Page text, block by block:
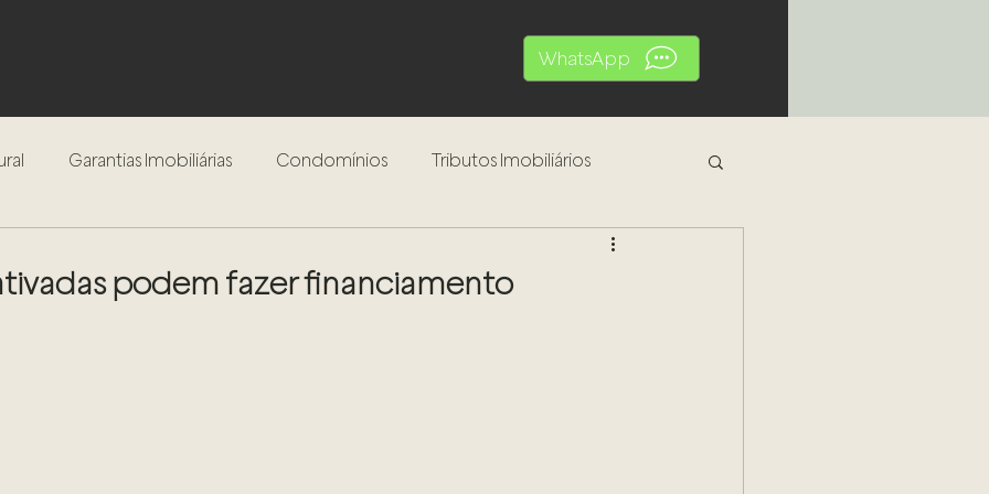
WhatsApp
Garantias Imobiliárias Condomínios Tributos Imobiliários
podem fazer financiamento